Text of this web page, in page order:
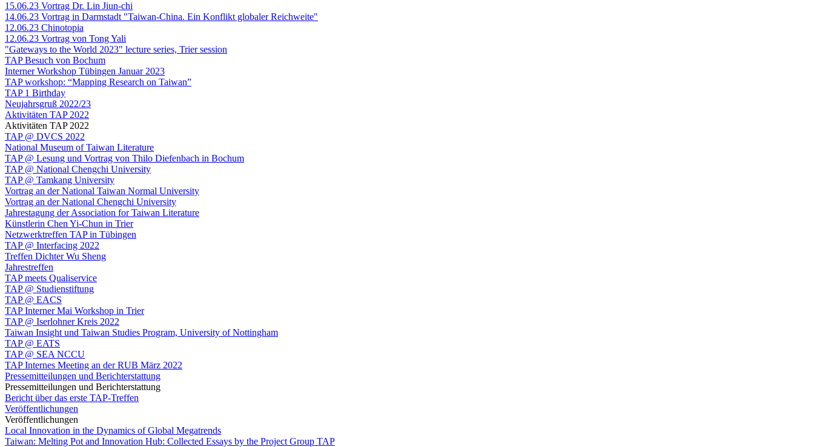
15.06.23 Vortrag Dr. Lin Jiun-chi
14.06.23 Vortrag in Darmstadt "Taiwan-China. Ein Konflikt globaler Reichweite"
12.06.23 Chinotopia
12.06.23 Vortrag von Tong Yali
"Gateways to the World 2023" lecture series, Trier session
TAP Besuch von Bochum
Interner Workshop Tübingen Januar 2023
TAP workshop: “Mapping Research on Taiwan”
TAP 1 Birthday
Neujahrsgruß 2022/23
Aktivitäten TAP 2022
Aktivitäten TAP 2022
TAP @ DVCS 2022
National Museum of Taiwan Literature
TAP @ Lesung und Vortrag von Thilo Diefenbach in Bochum
TAP @ National Chengchi University
TAP @ Tamkang University
Vortrag an der National Taiwan Normal University
Vortrag an der National Chengchi University
Jahrestagung der Association for Taiwan Literature
Künstlerin Chen Yi-Chun in Trier
Netzwerktreffen TAP in Tübingen
TAP @ Interfacing 2022
Treffen Dichter Wu Sheng
Jahrestreffen
TAP meets Qualiservice
TAP @ Studienstiftung
TAP @ EACS
TAP Interner Mai Workshop in Trier
TAP @ Iserlohner Kreis 2022
Taiwan Insight und Taiwan Studies Program, University of Nottingham
TAP @ EATS
TAP @ SEA NCCU
TAP Internes Meeting an der RUB März 2022
Pressemitteilungen und Berichterstattung
Pressemitteilungen und Berichterstattung
Bericht über das erste TAP-Treffen
Veröffentlichungen
Veröffentlichungen
Local Innovation in the Dynamics of Global Megatrends
Taiwan: Melting Pot and Innovation Hub: Collected Essays by the Project Group TAP